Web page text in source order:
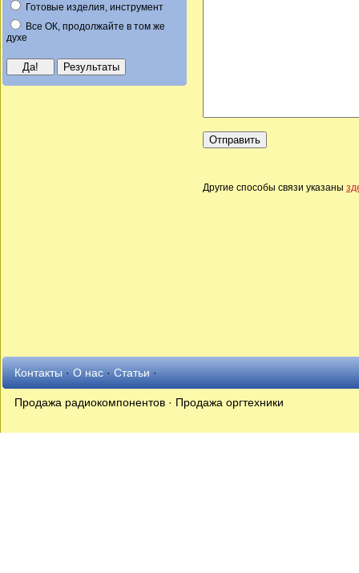
Готовые изделия, инструмент
Все ОК, продолжайте в том же
духе
Другие способы связи указаны
Контакты·О нас·Статьи·
Продажа радиокомпонентов · Продажа оргтехники